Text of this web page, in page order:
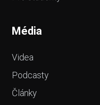
Média
Videa
Podcasty
Články